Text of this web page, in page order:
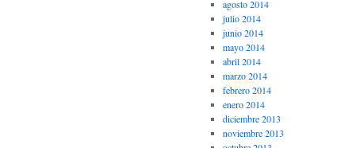
agosto 2014
julio 2014
junio 2014
mayo 2014
abril 2014
marzo 2014
febrero 2014
enero 2014
diciembre 2013
noviembre 2013